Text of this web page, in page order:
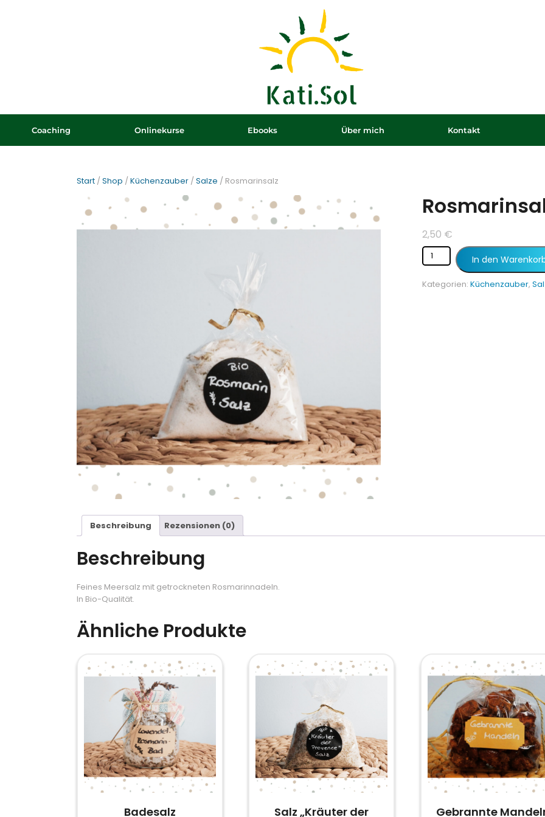
Coaching Onlinekurse Ebooks Über mich Kontakt
Start /Shop /Küchenzauber /Salze / Rosmarinsalz
2,50 €
In den
Kategorien: Küchenzauber,
Beschreibung Rezensionen (0)
Beschreibung
Feines Meersalz mit getrockneten Rosmarinnadeln.
In Bio-Qualität.
Ähnliche Produkte
Badesalz Salz „Kräuter der Gebrannte